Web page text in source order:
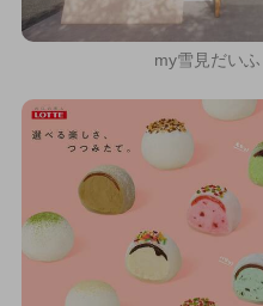
my雪見だい